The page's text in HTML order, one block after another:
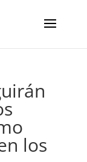
los